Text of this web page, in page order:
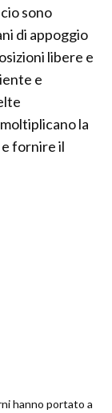
sono
di appoggio
libere e
e
la
fornire il
hanno portato a